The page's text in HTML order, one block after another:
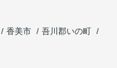
香美市
吾川郡いの町